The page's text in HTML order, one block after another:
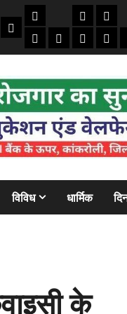
Home
तकनीकी
ऑटो
मोबाइल
क्राइम/
अजबबैंक
विविध धार्मिक
के